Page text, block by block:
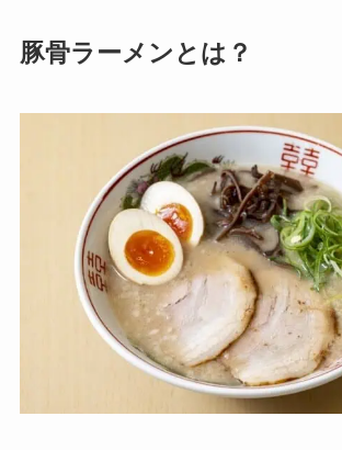
豚骨ラーメンとは？